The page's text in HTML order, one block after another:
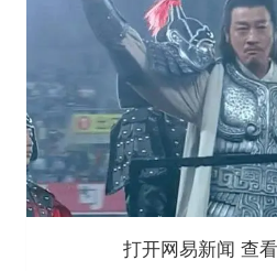
打开网易新闻 查